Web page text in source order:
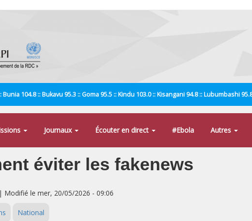
Bunia 104.8 :: Bukavu 95.3 :: Goma 95.5 :: Kindu 103.0 :: Kisangani 94.8 :: Lubumbashi
Journaux Écouter en direct #Ebola Autres
éviter les fakenews
Modifié le mer, 20/05/2026 - 09:06
National